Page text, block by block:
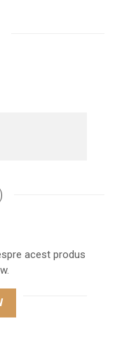
acest produs